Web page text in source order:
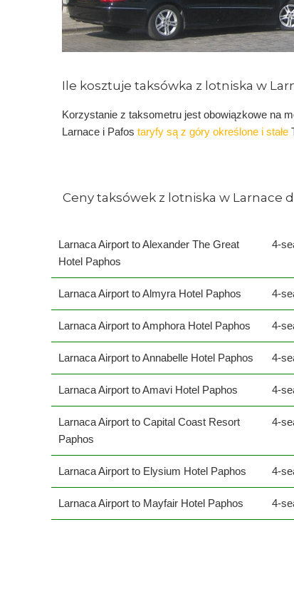
Ile kosztuje taksówka z lotniska w
Korzystanie z taksometru jest obowiązkowe na
Larnace i Pafos taryfy są z góry określone i stałe
Ceny taksówek z lotniska w Larnace
Larnaca Airport to Alexander The Great
Hotel Paphos
4-
Larnaca Airport to Almyra Hotel Paphos 4-
Larnaca Airport to Amphora Hotel Paphos 4-
Larnaca Airport to Annabelle Hotel Paphos 4-
Larnaca Airport to Amavi Hotel Paphos 4-
Larnaca Airport to Capital Coast Resort
Paphos
4-
Larnaca Airport to Elysium Hotel Paphos 4-
Larnaca Airport to Mayfair Hotel Paphos 4-